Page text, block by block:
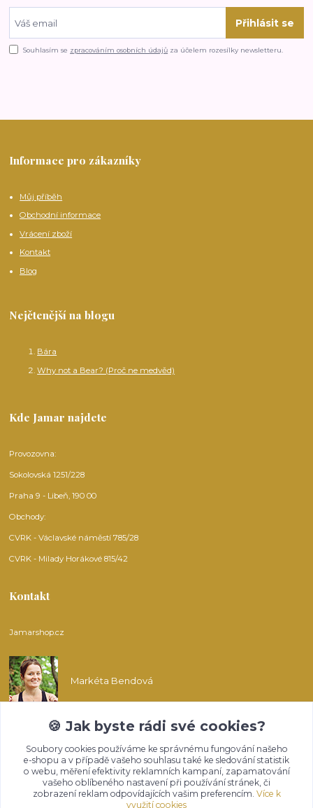
Přihlásit se
Souhlasím se zpracováním osobních údajů za účelem rozesílky newsletteru.
Informace pro zákazníky
Můj příběh
Obchodní informace
Vrácení zboží
Kontakt
Blog
Nejčtenější na blogu
Bára
Why not a Bear? (Proč ne medvěd)
Kde Jamar najdete
Provozovna:
Sokolovská 1251/228
Praha 9 - Libeň, 190 00
Obchody:
CVRK - Václavské náměstí 785/28
CVRK - Milady Horákové 815/42
Kontakt
Jamarshop.cz
Markéta Bendová
info@jamarshop.cz
🍪 Jak byste rádi své cookies?
Soubory cookies používáme ke správnému fungování našeho
e-shopu a v případě vašeho souhlasu také ke sledování statistik
o webu, měření efektivity reklamních kampaní, zapamatování
vašeho oblíbeného nastavení při používání stránek, či
zobrazení reklam odpovídajících vašim preferencím. Více k
využití cookies